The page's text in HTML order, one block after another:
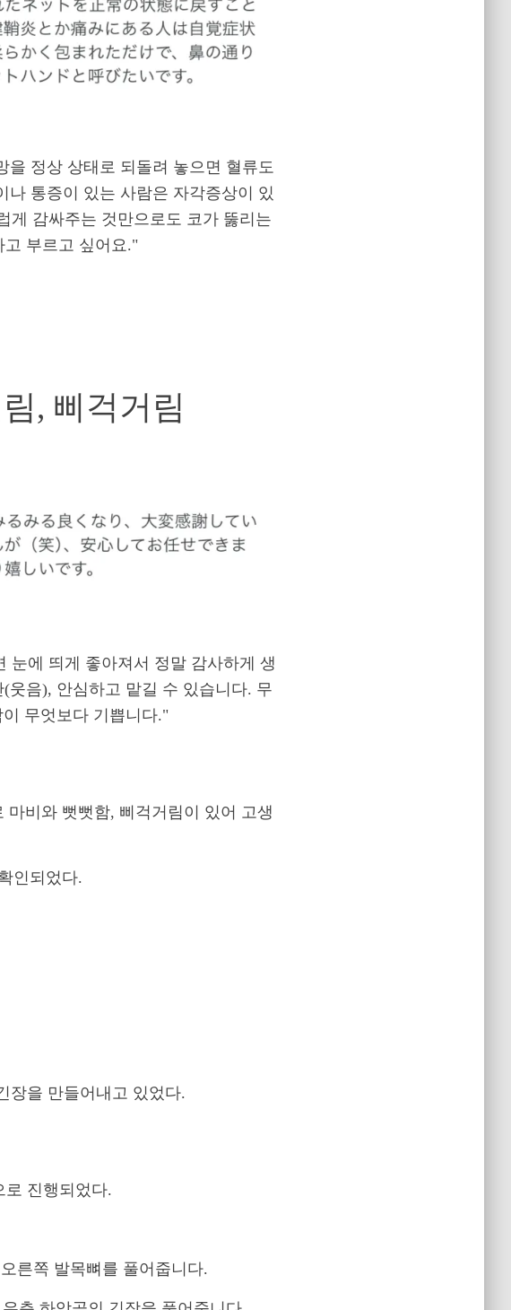
을 정상 상태로 되돌려 놓으면 혈류도
통증이 있는 사람은 자각증상이 있
게 감싸주는 것만으로도 코가 뚫리는
고 부르고 싶어요."
, 삐걱거림
눈에 띄게 좋아져서 정말 감사하게 생
웃음), 안심하고 맡길 수 있습니다. 무
무엇보다 기쁩니다."
비와 뻣뻣함, 삐걱거림이 있어 고생
인되었다.
장을 만들어내고 있었다.
로 진행되었다.
른쪽 발목뼈를 풀어줍니다.